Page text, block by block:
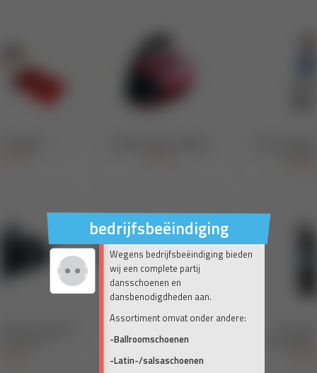
bedrijfsbeëindiging
Wegens bedrijfsbeëindiging bieden
wij een complete partij
dansschoenen en
dansbenodigdheden aan.
Assortiment omvat onder andere:
-Ballroomschoenen
-Latin-/salsaschoenen